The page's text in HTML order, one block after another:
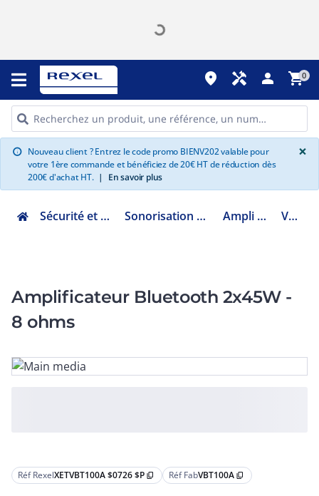
place handyman person shopping_cart0
info Nouveau client ? Entrez le code promo BIENV202 valable pour
votre 1ère commande et bénéficiez de 20€ HT de réduction dès
200€ d'achat HT. | En savoir plus
×
Sécurité et communication Sonorisation et visioconférence Ampli et préampli VBT100A
Amplificateur Bluetooth 2x45W -
8 ohms
Réf RexelXETVBT100A $0726 $P content_copy Réf FabVBT100A content_copy